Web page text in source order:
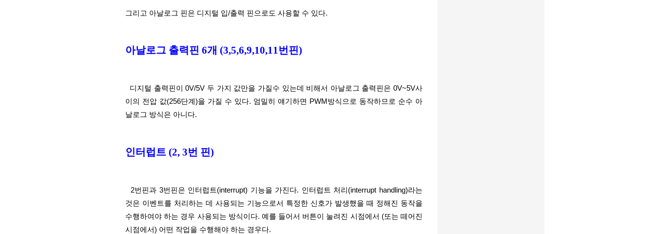
그리고 아날로그 핀은 디지털 입/출력 핀으로도 사용할 수 있다.
아날로그 출력핀 6개 (3,5,6,9,10,11번핀)
이의 전압 값(256단계)을 가질 수 있다. 엄밀히 얘기하면 PWM방식으로 동작하므로 순수 아
날로그 방식은 아니다.
인터럽트 (2, 3번 핀)
것은 이벤트를 처리하는 데 사용되는 기능으로서 특정한 신호가 발생했을 때 정해진 동작을
수행하여야 하는 경우 사용되는 방식이다. 예를 들어서 버튼이 눌려진 시점에서 (또는 떼어진
시점에서) 어떤 작업을 수행해야 하는 경우다.